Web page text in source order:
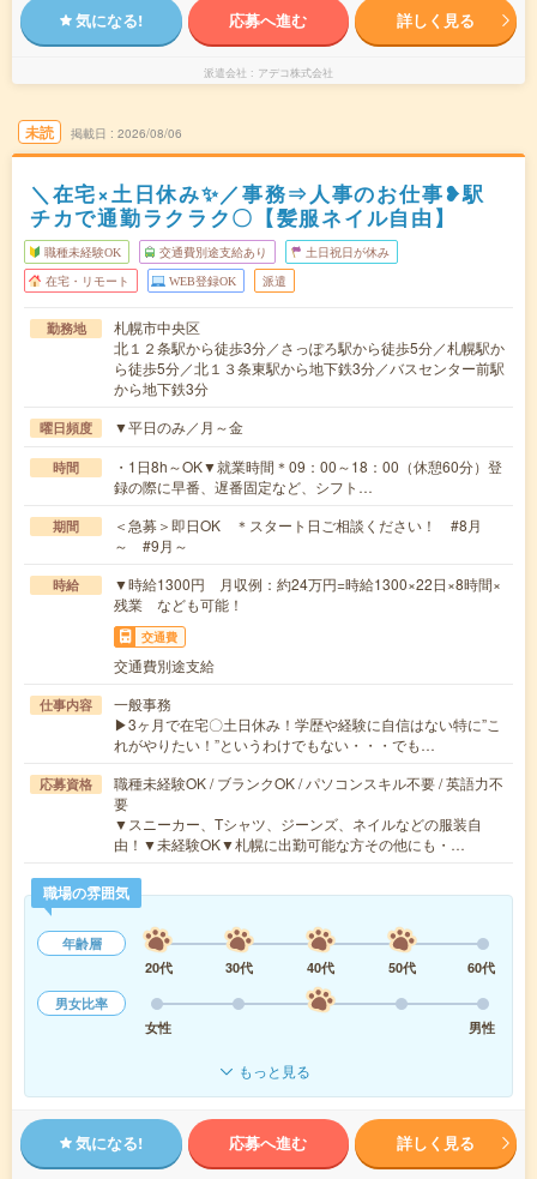
気になる! 応募へ進む 詳しく見る
派遣会社 アデコ株式会社
未読 掲載日 2026/08/06
＼在宅×土日休み✨／事務⇒人事のお仕事❥駅
チカで通勤ラクラク〇【髪服ネイル自由】
職種未経験OK 交通費別途支給あり 土日祝日が休み
在宅・リモート WEB登録OK 派遣
勤務地
札幌市中央区
北１２条駅から徒歩3分／さっぽろ駅から徒歩5分／札幌駅か
ら徒歩5分／北１３条東駅から地下鉄3分／バスセンター前駅
から地下鉄3分
曜日頻度 ▼平日のみ／月～金
時間
・1日8h～OK▼就業時間＊09：00～18：00（休憩60分）登
録の際に早番、遅番固定など、シフト…
期間
＜急募＞即日OK ＊スタート日ご相談ください！ #8月
～ #9月～
時給
▼時給1300円 月収例：約24万円=時給1300×22日×8時間×
残業 なども可能！
交通費
交通費別途支給
仕事内容
一般事務
▶3ヶ月で在宅〇土日休み！学歴や経験に自信はない特に”こ
れがやりたい！”というわけでもない・・・でも…
応募資格
職種未経験OK / ブランクOK / パソコンスキル不要 / 英語力不
要
▼スニーカー、Tシャツ、ジーンズ、ネイルなどの服装自
由！▼未経験OK▼札幌に出勤可能な方その他にも・…
職場の雰囲気
年齢層
20代
30代 40代 50代
60代
男女比率
女性
男性
もっと見る
気になる! 応募へ進む 詳しく見る